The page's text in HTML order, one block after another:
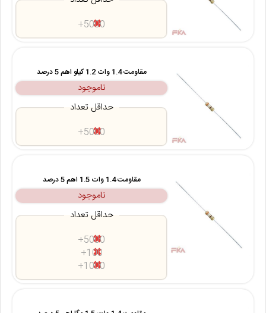
5000+
مقاومت 1.4 وات 1.2 کیلو اهم 5 درصد
ناموجود
حداقل تعداد
5000+
مقاومت 1.4 وات 1.5 اهم 5 درصد
ناموجود
حداقل تعداد
5000+
100+
1000+